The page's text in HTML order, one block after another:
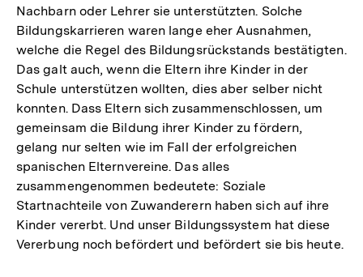
Nachbarn oder Lehrer sie unterstützten. Solche
Bildungskarrieren waren lange eher Ausnahmen,
welche die Regel des Bildungsrückstands bestätigten.
Das galt auch, wenn die Eltern ihre Kinder in der
Schule unterstützen wollten, dies aber selber nicht
konnten. Dass Eltern sich zusammenschlossen, um
gemeinsam die Bildung ihrer Kinder zu fördern,
gelang nur selten wie im Fall der erfolgreichen
spanischen Elternvereine. Das alles
zusammengenommen bedeutete: Soziale
Startnachteile von Zuwanderern haben sich auf ihre
Kinder vererbt. Und unser Bildungssystem hat diese
Vererbung noch befördert und befördert sie bis heute.